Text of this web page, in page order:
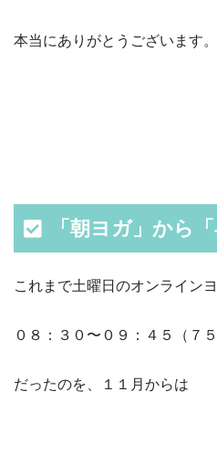
本当にありがとうございます。
「朝ヨガ」から
これまで土曜日のオンライン
０８：３０〜０９：４５（７
だったのを、１１月からは